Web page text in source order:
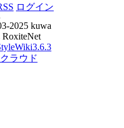
ログイン
2025 kuwa
RoxiteNet
ラウド